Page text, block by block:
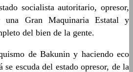
socialista autoritario, opresor,
una Gran Maquinaria Estatal y
del bien de la gente.
de Bakunin y haciendo eco
se escuda del estado opresor, de la